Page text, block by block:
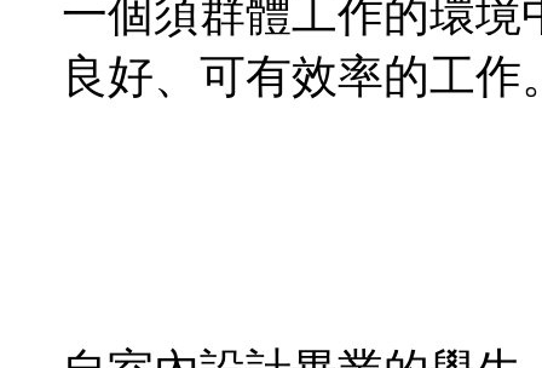
一個須群體工作的環
良好、可有效率的工作